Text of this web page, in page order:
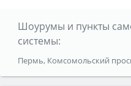
Шоурумы и пункты
системы:
Пермь, Комсомольский